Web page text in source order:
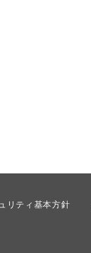
リティ基本方針